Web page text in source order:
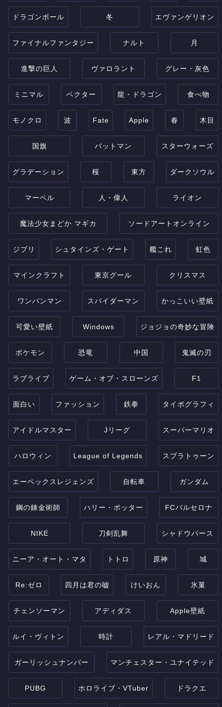
ドラゴンボール 冬 エヴァンゲリオン
ファイナルファンタジー ナルト 月
進撃の巨人 ヴァロラント グレー・灰色
ミニマル ベクター 龍・ドラゴン 食べ物
モノクロ 波 Fate Apple 春 木目
国旗 バットマン スターウォーズ
グラデーション 桜 東方 ダークソウル
マーベル 人・偉人 ライオン
魔法少女まどか マギカ ソードアートオンライン
ジブリ シュタインズ・ゲート 艦これ 虹色
マインクラフト 東京グール クリスマス
ワンパンマン スパイダーマン かっこいい壁紙
可愛い壁紙 Windows ジョジョの奇妙な冒険
ポケモン 恐竜 中国 鬼滅の刃
ラブライブ ゲーム・オブ・スローンズ F1
面白い ファッション 鉄拳 タイポグラフィ
アイドルマスター Jリーグ スーパーマリオ
ハロウィン League of Legends スプラトゥーン
エーペックスレジェンズ 自転車 ガンダム
鋼の錬金術師 ハリー・ポッター FCバルセロナ
NIKE 刀剣乱舞 シャドウバース
ニーア・オート・マタ トトロ 原神 城
Re:ゼロ 四月は君の嘘 けいおん 氷菓
チェンソーマン アディダス Apple壁紙
ルイ・ヴィトン 時計 レアル・マドリード
ガーリッシュナンバー マンチェスター・ユナイテッド
PUBG ホロライブ・VTuber ドラクエ